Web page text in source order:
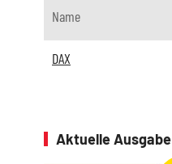
Name
DAX
Aktuelle Ausgabe